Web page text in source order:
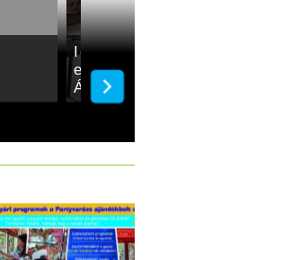
Időutazás Gyulán – 50
először adott
Áchim Erzsébet